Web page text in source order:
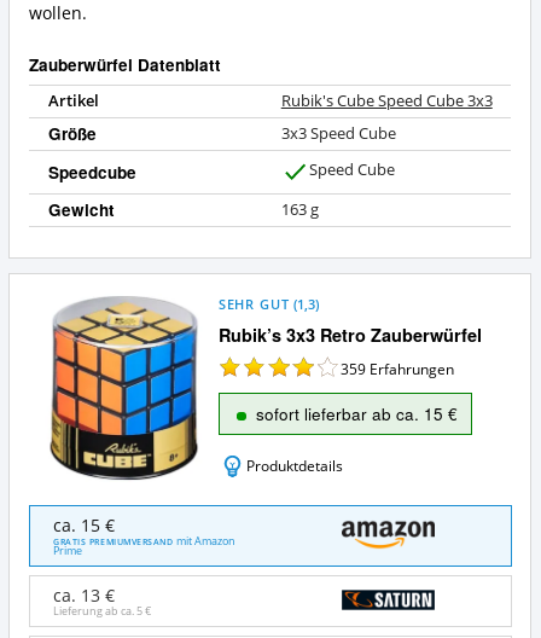
wollen.
Zauberwürfel Datenblatt
Artikel Rubik's Cube Speed Cube 3x3
Größe 3x3 Speed Cube
Speedcube
a
Speed Cube
Gewicht 163 g
Rubik’s 3x3 Retro Zauberwürfel
SEHR GUT (1,3)
359 Erfahrungen
sofort lieferbar ab ca. 15 €
Produktdetails
Rubik’s
3x3
Retro
Zauberwürfel
Angebote:
Wo
ca. 15 €
GRATIS PREMIUMVERSAND mit Amazon
Prime
ca. 13 €
Lieferung ab ca.5 €